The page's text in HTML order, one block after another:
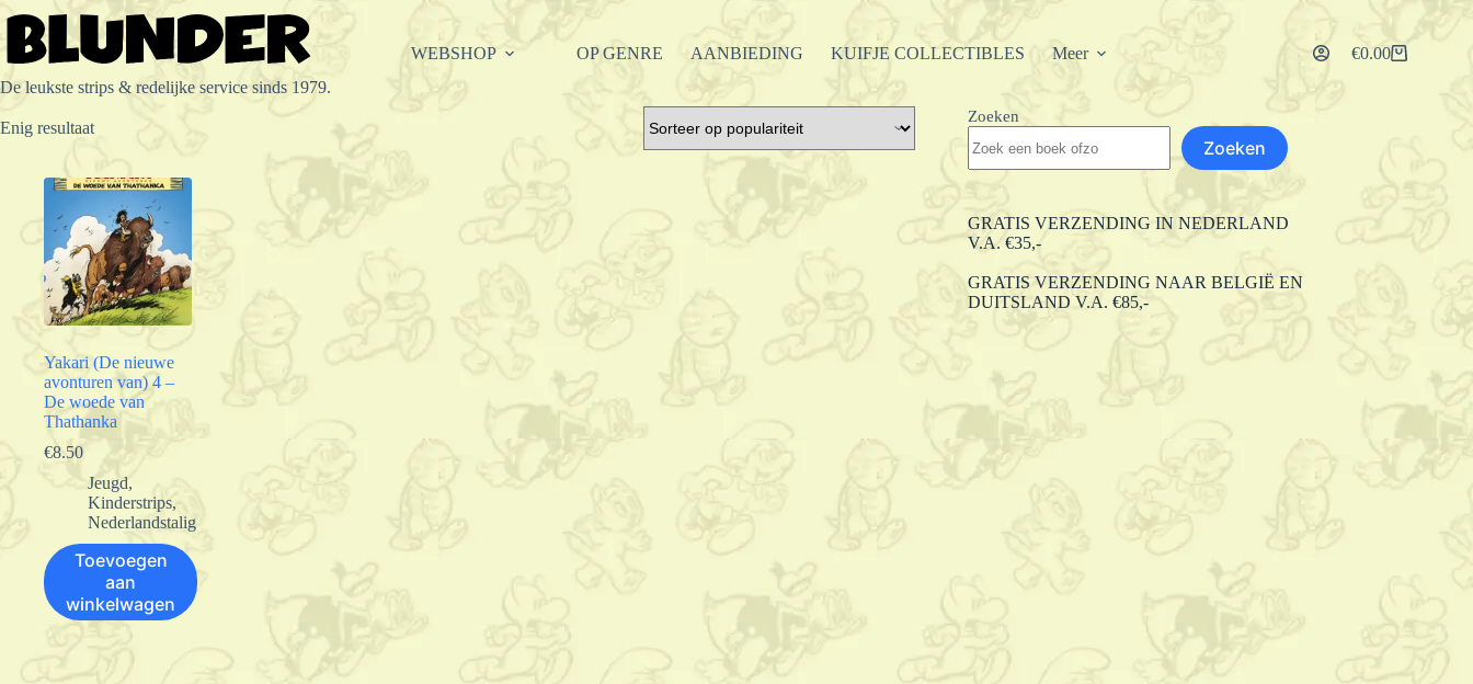
Ga
naar
inhoud
De leukste strips & redelijke service sinds 1979.
WEBSHOP OP GENRE AANBIEDING KUIFJE COLLECTIBLES Meer Winkelwagen
€0.00
Enig resultaat
Yakari (De nieuwe
avonturen van) 4 –
De woede van
Thathanka
€8.50
Jeugd,
Kinderstrips,
Nederlandstalig
Toevoegen
aan
winkelwagen
Zoeken
Zoeken
GRATIS VERZENDING IN NEDERLAND
V.A. €35,-
GRATIS VERZENDING NAAR BELGIË EN
DUITSLAND V.A. €85,-